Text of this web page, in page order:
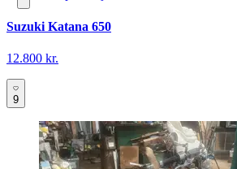
Suzuki Katana 650
12.800 kr.
9